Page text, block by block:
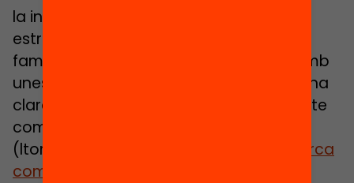
la informació sobre els centres i les
estratègies de tria. Tot plegat, situa les
famílies amb menys capital cultural i amb
unes xarxes relacionals més febles en una
clara posició de desavantatge. Contacte
comunicació: Laia Torras
(ltorras@fbofill.cat / 670 51 63 66)
Recerca
completa